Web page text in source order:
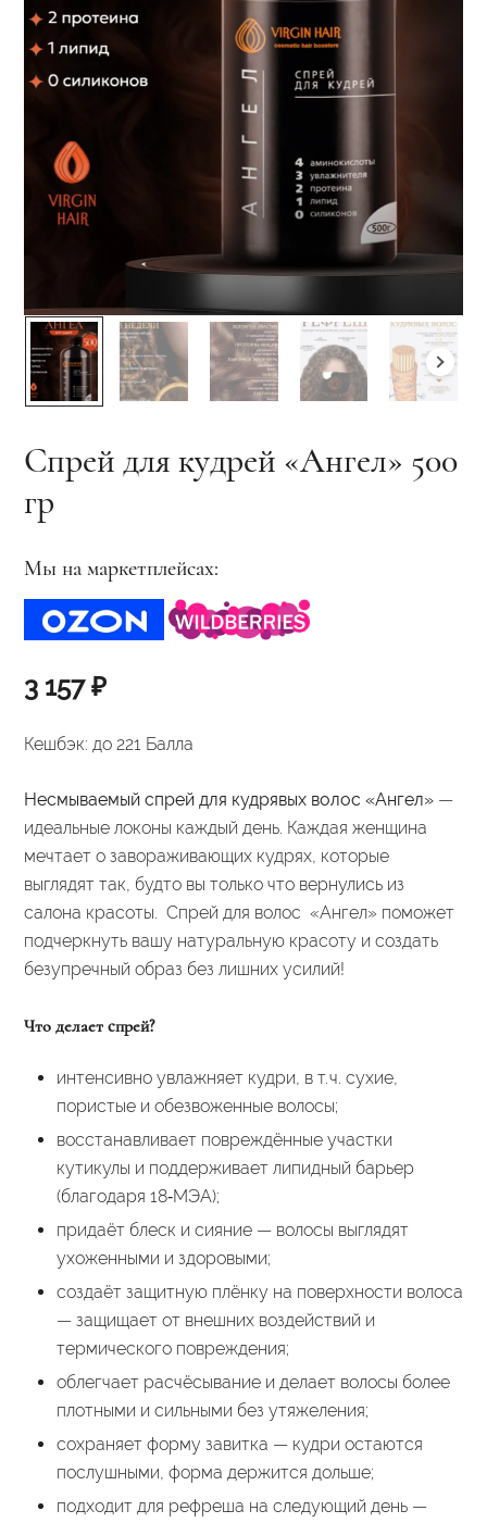
Спрей для кудрей «Ангел» 500
гр
Мы на маркетплейсах:
3 157₽
Кешбэк: до 221 Балла
Несмываемый спрей для кудрявых волос «Ангел»—
идеальные локоны каждый день. Каждая женщина
мечтает о завораживающих кудрях, которые
выглядят так, будто вы только что вернулись из
салона красоты. Спрей для волос «Ангел» поможет
подчеркнуть вашу натуральную красоту и создать
безупречный образ без лишних усилий!
Что делает спрей?
интенсивно увлажняет кудри, в т. ч. сухие,
пористые и обезвоженные волосы;
восстанавливает повреждённые участки
кутикулы и поддерживает липидный барьер
(благодаря 18‑МЭА);
придаёт блеск и сияние — волосы выглядят
ухоженными и здоровыми;
создаёт защитную плёнку на поверхности волоса
— защищает от внешних воздействий и
термического повреждения;
облегчает расчёсывание и делает волосы более
плотными и сильными без утяжеления;
сохраняет форму завитка — кудри остаются
послушными, форма держится дольше;
подходит для рефреша на следующий день —